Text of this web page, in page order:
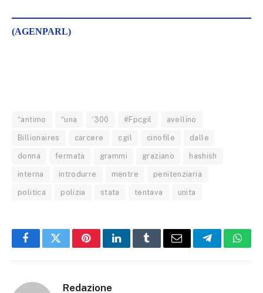
(AGENPARL)
“antimo “una ‘300 #Fpcgil avellino
Billionaires carcere cgil cinofile dalle
donna fermata grammi graziano hashish
interna introdurre mentre penitenziaria
politica polizia stata tentava unita
FacebookTwitterPinterestLinkedInTumblrEmail Telegram
Redazione